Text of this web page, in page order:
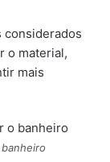
considerados
o material,
mais